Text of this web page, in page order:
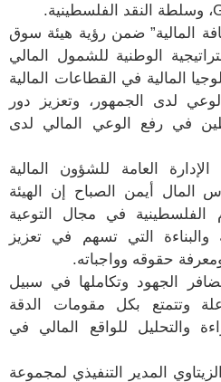
المالية” ضمن رؤية هيئة سوق
الوطنية للشمول المالي
المالية في القطاعات المالية
لدى الجمهور، وتعزيز دور
في رفع الوعي المالي لدى
العامة للشؤون المالية
المال أيمن الصباح إن الهيئة
الفلسطينية في مجال التوعية
والبناءة التي تسهم في تعزيز
حقوقه وواجباته.
الجهود وتكاملها في سبيل
وتتمتع بكل مقومات الدقة
والتحليل للواقع المالي في
المدير التنفيذي لمجموعة